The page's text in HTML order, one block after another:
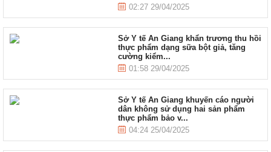
02:27 29/04/2025
Sở Y tế An Giang khẩn trương thu hồi
thực phẩm dạng sữa bột giả, tăng
cường kiểm...
01:58 29/04/2025
Sở Y tế An Giang khuyến cáo người
dân không sử dụng hai sản phẩm
thực phẩm bảo v...
04:24 25/04/2025